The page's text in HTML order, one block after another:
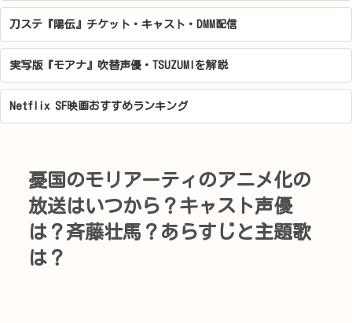
刀ステ『陽伝』チケット・キャスト・DMM配信
実写版『モアナ』吹替声優・TSUZUMIを解説
Netflix SF映画おすすめランキング
憂国のモリアーティのアニメ化の
放送はいつから？キャスト声優
は？斉藤壮馬？あらすじと主題歌
は？